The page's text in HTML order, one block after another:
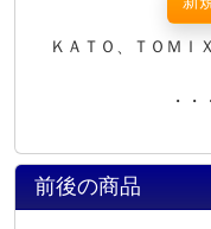
ＫＡＴＯ、ＴＯＭＩ
・・
前後の商品